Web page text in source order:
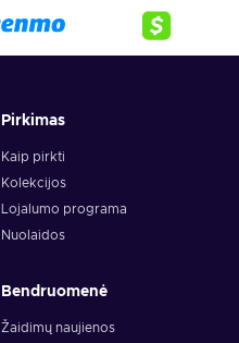
Pirkimas
Kaip pirkti
Kolekcijos
Lojalumo programa
Nuolaidos
Bendruomenė
Žaidimų naujienos